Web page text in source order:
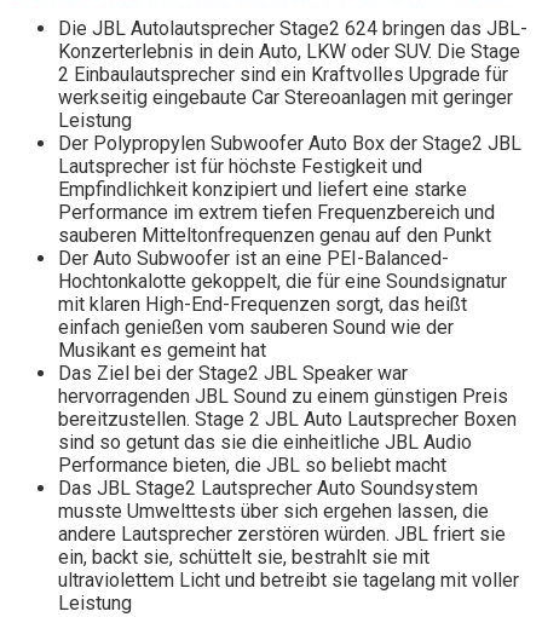
Die JBL Autolautsprecher Stage2 624 bringen das JBL-
Konzerterlebnis in dein Auto, LKW oder SUV. Die Stage
2 Einbaulautsprecher sind ein Kraftvolles Upgrade für
werkseitig eingebaute Car Stereoanlagen mit geringer
Leistung
Der Polypropylen Subwoofer Auto Box der Stage2 JBL
Lautsprecher ist für höchste Festigkeit und
Empfindlichkeit konzipiert und liefert eine starke
Performance im extrem tiefen Frequenzbereich und
sauberen Mitteltonfrequenzen genau auf den Punkt
Der Auto Subwoofer ist an eine PEI-Balanced-
Hochtonkalotte gekoppelt, die für eine Soundsignatur
mit klaren High-End-Frequenzen sorgt, das heißt
einfach genießen vom sauberen Sound wie der
Musikant es gemeint hat
Das Ziel bei der Stage2 JBL Speaker war
hervorragenden JBL Sound zu einem günstigen Preis
bereitzustellen. Stage 2 JBL Auto Lautsprecher Boxen
sind so getunt das sie die einheitliche JBL Audio
Performance bieten, die JBL so beliebt macht
Das JBL Stage2 Lautsprecher Auto Soundsystem
musste Umwelttests über sich ergehen lassen, die
andere Lautsprecher zerstören würden. JBL friert sie
ein, backt sie, schüttelt sie, bestrahlt sie mit
ultraviolettem Licht und betreibt sie tagelang mit voller
Leistung